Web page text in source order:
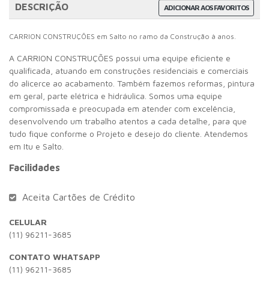
ADICIONAR AOS FAVORITOS
DESCRIÇÃO
CARRION CONSTRUÇÕES em Salto no ramo da Construção à anos.
A CARRION CONSTRUÇÕES possui uma equipe eficiente e
qualificada, atuando em construções residenciais e comerciais
do alicerce ao acabamento. Também fazemos reformas, pintura
em geral, parte elétrica e hidráulica. Somos uma equipe
compromissada e preocupada em atender com excelência,
desenvolvendo um trabalho atentos a cada detalhe, para que
tudo fique conforme o Projeto e desejo do cliente. Atendemos
em Itu e Salto.
Facilidades
Aceita Cartões de Crédito
CELULAR
(11) 96211-3685
CONTATO WHATSAPP
(11) 96211-3685